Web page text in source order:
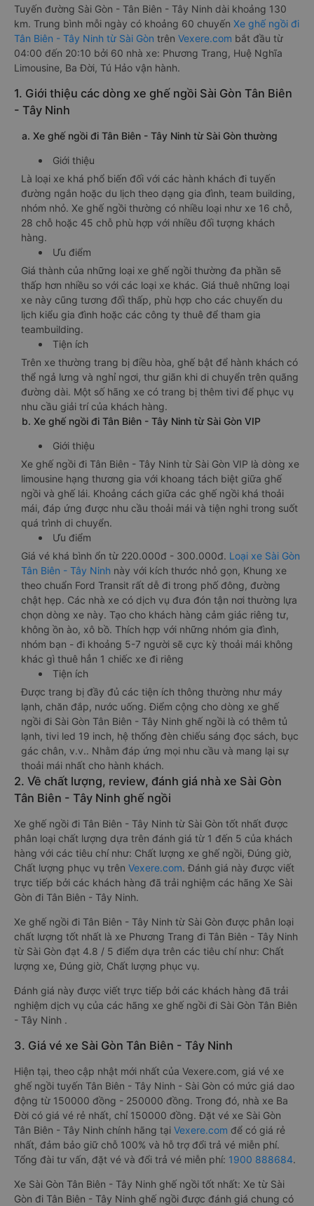
Tuyến đường Sài Gòn - Tân Biên - Tây Ninh dài khoảng 130
km. Trung bình mỗi ngày có khoảng 60 chuyến Xe ghế ngồi đi
Tân Biên - Tây Ninh từ Sài Gòn trên Vexere.com bắt đầu từ
04:00 đến 20:10 bởi 60 nhà xe: Phương Trang, Huệ Nghĩa
Limousine, Ba Đời, Tú Hảo vận hành.
1. Giới thiệu các dòng xe ghế ngồi Sài Gòn Tân Biên
- Tây Ninh
a. Xe ghế ngồi đi Tân Biên - Tây Ninh từ Sài Gòn thường
Giới thiệu
Là loại xe khá phổ biến đối với các hành khách đi tuyến
đường ngắn hoặc du lịch theo dạng gia đình, team building,
nhóm nhỏ. Xe ghế ngồi thường có nhiều loại như xe 16 chỗ,
28 chỗ hoặc 45 chỗ phù hợp với nhiều đối tượng khách
hàng.
Ưu điểm
Giá thành của những loại xe ghế ngồi thường đa phần sẽ
thấp hơn nhiều so với các loại xe khác. Giá thuê những loại
xe này cũng tương đối thấp, phù hợp cho các chuyến du
lịch kiểu gia đình hoặc các công ty thuê để tham gia
teambuilding.
Tiện ích
Trên xe thường trang bị điều hòa, ghế bật để hành khách có
thể ngả lưng và nghỉ ngơi, thư giãn khi di chuyển trên quãng
đường dài. Một số hãng xe có trang bị thêm tivi để phục vụ
nhu cầu giải trí của khách hàng.
b. Xe ghế ngồi đi Tân Biên - Tây Ninh từ Sài Gòn VIP
Giới thiệu
Xe ghế ngồi đi Tân Biên - Tây Ninh từ Sài Gòn VIP là dòng xe
limousine hạng thương gia với khoang tách biệt giữa ghế
ngồi và ghế lái. Khoảng cách giữa các ghế ngồi khá thoải
mái, đáp ứng được nhu cầu thoải mái và tiện nghi trong suốt
quá trình di chuyển.
Ưu điểm
Giá vé khá bình ổn từ 220.000đ - 300.000đ. Loại xe Sài Gòn
Tân Biên - Tây Ninh này với kích thước nhỏ gọn, Khung xe
theo chuẩn Ford Transit rất dễ đi trong phố đông, đường
chật hẹp. Các nhà xe có dịch vụ đưa đón tận nơi thường lựa
chọn dòng xe này. Tạo cho khách hàng cảm giác riêng tư,
không ồn ào, xô bồ. Thích hợp với những nhóm gia đình,
nhóm bạn - đi khoảng 5-7 người sẽ cực kỳ thoải mái không
khác gì thuê hẳn 1 chiếc xe đi riêng
Tiện ích
Được trang bị đầy đủ các tiện ích thông thường như máy
lạnh, chăn đắp, nước uống. Điểm cộng cho dòng xe ghế
ngồi đi Sài Gòn Tân Biên - Tây Ninh ghế ngồi là có thêm tủ
lạnh, tivi led 19 inch, hệ thống đèn chiếu sáng đọc sách, bục
gác chân, v.v.. Nhằm đáp ứng mọi nhu cầu và mang lại sự
thoải mái nhất cho hành khách.
2. Về chất lượng, review, đánh giá nhà xe Sài Gòn
Tân Biên - Tây Ninh ghế ngồi
Xe ghế ngồi đi Tân Biên - Tây Ninh từ Sài Gòn tốt nhất được
phân loại chất lượng dựa trên đánh giá từ 1 đến 5 của khách
hàng với các tiêu chí như: Chất lượng xe ghế ngồi, Đúng giờ,
Chất lượng phục vụ trên Vexere.com. Đánh giá này được viết
trực tiếp bởi các khách hàng đã trải nghiệm các hãng Xe Sài
Gòn đi Tân Biên - Tây Ninh.
Xe ghế ngồi đi Tân Biên - Tây Ninh từ Sài Gòn được phân loại
chất lượng tốt nhất là xe Phương Trang đi Tân Biên - Tây Ninh
từ Sài Gòn đạt 4.8 / 5 điểm dựa trên các tiêu chí như: Chất
lượng xe, Đúng giờ, Chất lượng phục vụ.
Đánh giá này được viết trực tiếp bởi các khách hàng đã trải
nghiệm dịch vụ của các hãng xe ghế ngồi đi Sài Gòn Tân Biên
- Tây Ninh .
3. Giá vé xe Sài Gòn Tân Biên - Tây Ninh
Hiện tại, theo cập nhật mới nhất của Vexere.com, giá vé xe
ghế ngồi tuyến Tân Biên - Tây Ninh - Sài Gòn có mức giá dao
động từ 150000 đồng - 250000 đồng. Trong đó, nhà xe Ba
Đời có giá vé rẻ nhất, chỉ 150000 đồng. Đặt vé xe Sài Gòn
Tân Biên - Tây Ninh chính hãng tại Vexere.com để có giá rẻ
nhất, đảm bảo giữ chỗ 100% và hỗ trợ đổi trả vé miễn phí.
Tổng đài tư vấn, đặt vé và đổi trả vé miễn phí: 1900 888684.
Xe Sài Gòn Tân Biên - Tây Ninh ghế ngồi tốt nhất: Xe từ Sài
Gòn đi Tân Biên - Tây Ninh ghế ngồi được đánh giá chung có